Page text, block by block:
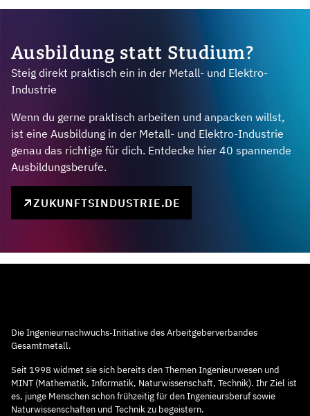
Ausbildung statt Studium?
Steig direkt praktisch ein in der Metall- und Elektro-
Industrie
Wenn du gerne praktisch arbeiten und anpacken willst,
ist eine Ausbildung in der Metall- und Elektro-Industrie
genau das richtige für dich. Entdecke hier 40 spannende
Ausbildungsberufe.
ZUKUNFTSINDUSTRIE.DE
Die Ingenieurnachwuchs-Initiative des Arbeitgeberverbandes
Gesamtmetall.
Seit 1998 widmet sie sich bereits den Themen Ingenieurwesen und
MINT (Mathematik, Informatik, Naturwissenschaft, Technik). Ihr Ziel ist
es, junge Menschen schon frühzeitig für den Ingenieursberuf sowie
Naturwissenschaften und Technik zu begeistern.